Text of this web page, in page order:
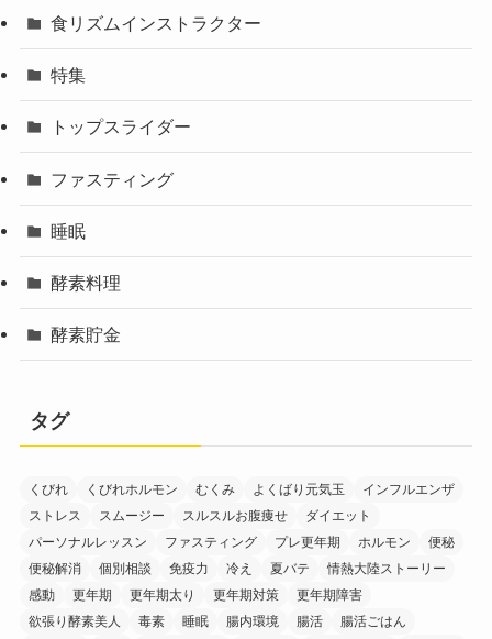
食リズムインストラクター
特集
トップスライダー
ファスティング
睡眠
酵素料理
酵素貯金
タグ
くびれ くびれホルモン むくみ よくばり元気玉
インフルエンザ
ストレス
スムージー スルスルお腹痩せ
ダイエット
パーソナルレッスン
ファスティング プレ更年期 ホルモン
便秘
便秘解消
個別相談 免疫力 冷え 夏バテ
情熱大陸ストーリー
感動
更年期 更年期太り 更年期対策
更年期障害
欲張り酵素美人
毒素 睡眠 腸内環境 腸活
腸活ごはん